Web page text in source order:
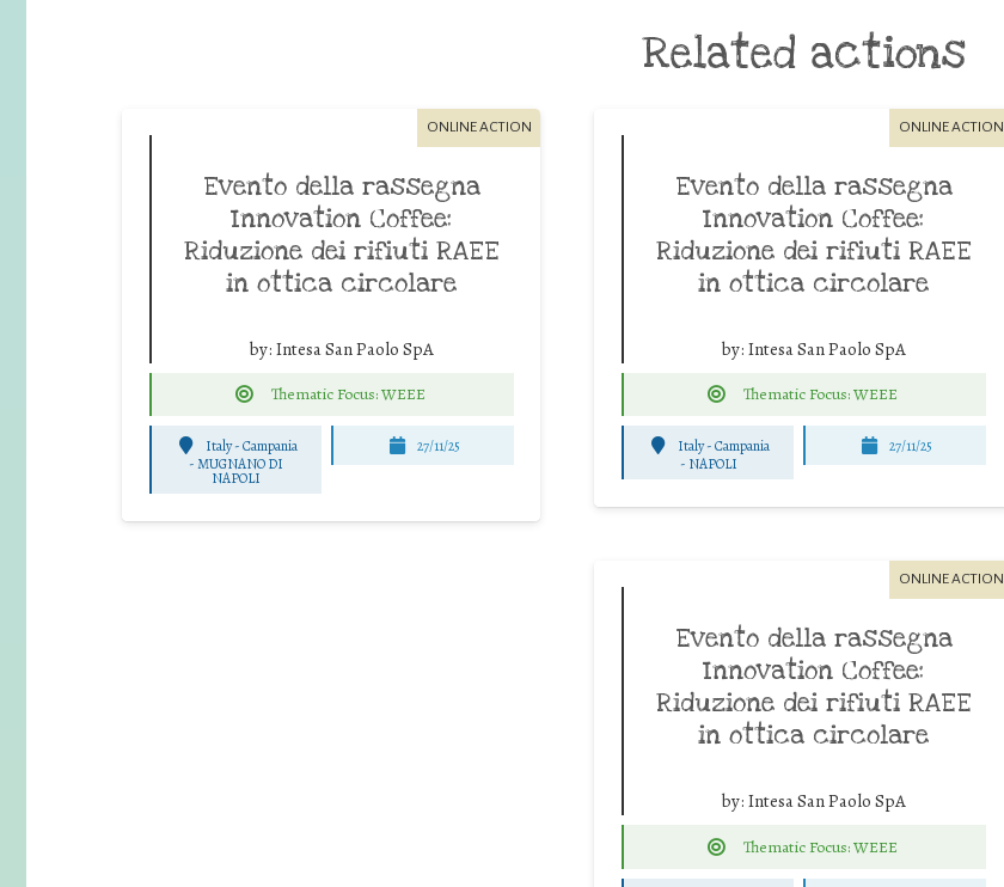
Related actions
ONLINE ACTION
Evento della rassegna
Innovation Coffee:
Riduzione dei rifiuti RAEE
in ottica circolare
by: Intesa San Paolo SpA
Thematic Focus: WEEE
Italy - Campania
-MUGNANO DI
NAPOLI
27/11/25
ONLINE ACTION
Evento della rassegna
Innovation Coffee:
Riduzione dei rifiuti RAEE
in ottica circolare
by: Intesa San Paolo SpA
Thematic Focus: WEEE
Italy - Campania
- NAPOLI
27/11/25
ONLINE ACTION
Evento della rassegna
Innovation Coffee:
Riduzione dei rifiuti RAEE
in ottica circolare
by: Intesa San Paolo SpA
Thematic Focus: WEEE